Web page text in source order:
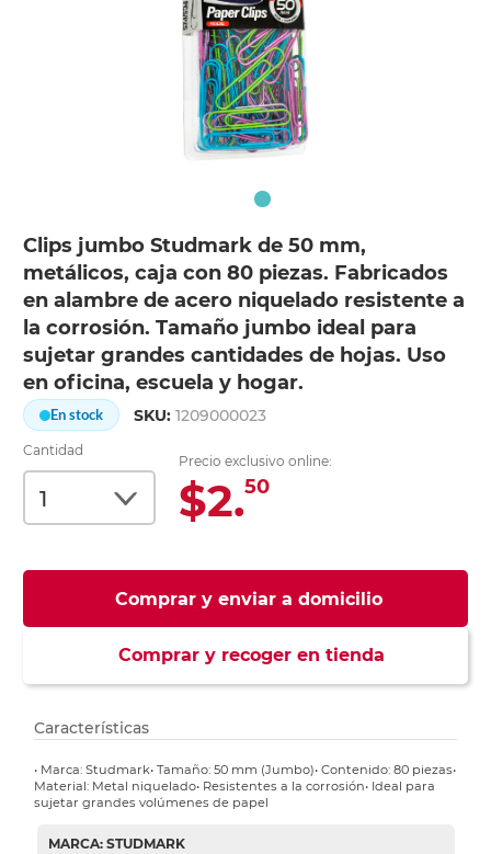
Clips jumbo Studmark de 50 mm,
metálicos, caja con 80 piezas. Fabricados
en alambre de acero niquelado resistente a
la corrosión. Tamaño jumbo ideal para
sujetar grandes cantidades de hojas. Uso
en oficina, escuela y hogar.
En stock SKU:1209000023
Cantidad
Precio exclusivo online:
$2.50
Comprar y enviar a domicilio
Comprar y recoger en tienda
Características
• Marca: Studmark• Tamaño: 50 mm (Jumbo)• Contenido: 80 piezas•
Material: Metal niquelado• Resistentes a la corrosión• Ideal para
sujetar grandes volúmenes de papel
MARCA: STUDMARK